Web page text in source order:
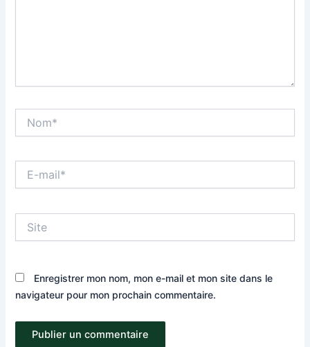
mail*
Enregistrer mon nom, mon e-mail et mon site dans le
navigateur pour mon prochain commentaire.